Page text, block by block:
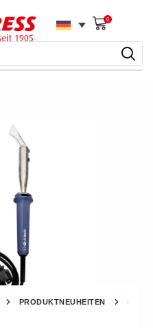
0
PRODUKTNEUHEITEN DER